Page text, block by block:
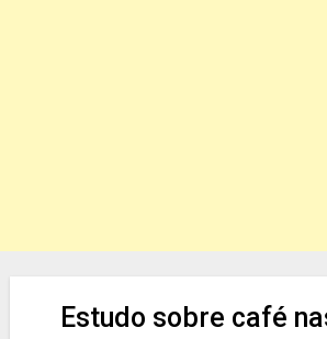
Estudo sobre café